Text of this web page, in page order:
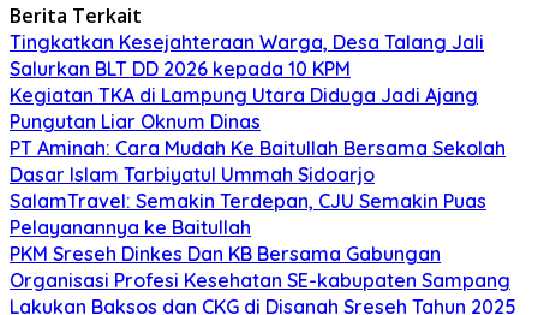
Berita Terkait
Tingkatkan Kesejahteraan Warga, Desa Talang Jali
Salurkan BLT DD 2026 kepada 10 KPM
Kegiatan TKA di Lampung Utara Diduga Jadi Ajang
Pungutan Liar Oknum Dinas
PT Aminah: Cara Mudah Ke Baitullah Bersama Sekolah
Dasar Islam Tarbiyatul Ummah Sidoarjo
SalamTravel: Semakin Terdepan, CJU Semakin Puas
Pelayanannya ke Baitullah
PKM Sreseh Dinkes Dan KB Bersama Gabungan
Organisasi Profesi Kesehatan SE-kabupaten Sampang
Lakukan Baksos dan CKG di Disanah Sreseh Tahun 2025